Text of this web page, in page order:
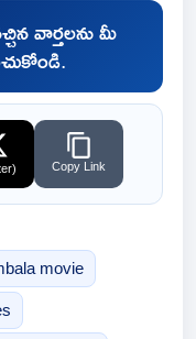
వార్తలను మీ
Copy Link
movie